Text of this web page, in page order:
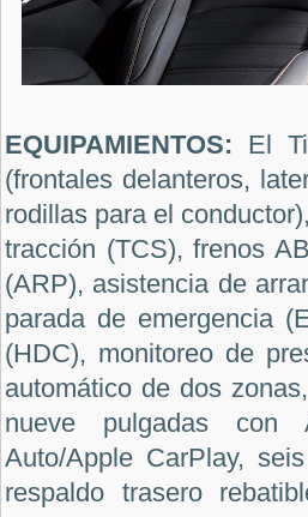
EQUIPAMIENTOS: El
(frontales delanteros,
rodillas para el
tracción (TCS), frenos
(ARP), asistencia de
parada de emergencia
(HDC), monitoreo de
automático de dos
nueve pulgadas con
Auto/Apple CarPlay,
respaldo trasero